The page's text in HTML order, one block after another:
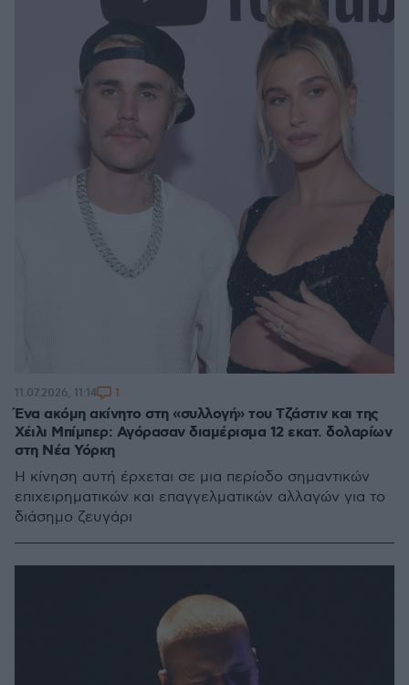
Ένα ακόμη ακίνητο στη «συλλογή» του Τζάστιν και της
Χέιλι Μπίμπερ: Αγόρασαν διαμέρισμα 12 εκατ. δολαρίων
στη Νέα Υόρκη
Η κίνηση αυτή έρχεται σε μια περίοδο σημαντικών
επιχειρηματικών και επαγγελματικών αλλαγών για το
διάσημο ζευγάρι
11.07.2026, 11:14 1